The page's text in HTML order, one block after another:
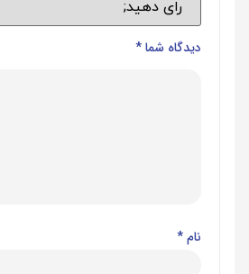
دیدگاه شما*
نام*